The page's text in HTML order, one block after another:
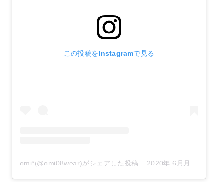
この投稿をInstagramで見る
omi*(@omi08wear)がシェアした投稿 – 2020年 6月月2日午後2時32分PDT